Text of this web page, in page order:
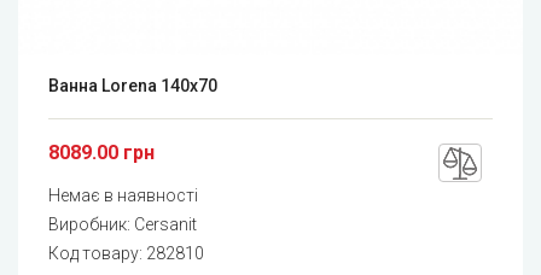
Ванна Lorena 140x70
8089.00 грн
Немає в наявності
Виробник: Cersanit
Код товару: 282810